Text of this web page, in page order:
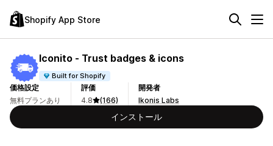
Shopify App Store
Iconito ‑ Trust badges & icons
Built for Shopify
価格設定
無料プランあり
評価
4.8
(166)
開発者
Ikonis Labs
インストール